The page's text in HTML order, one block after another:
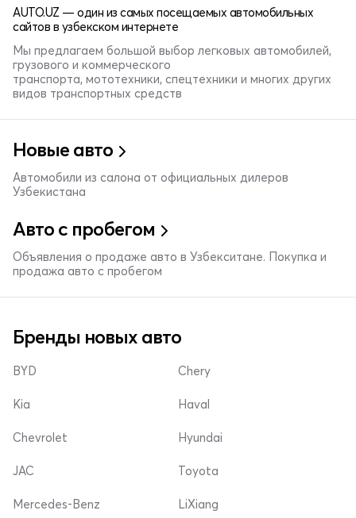
AUTO.UZ — один из самых посещаемых автомобильных
сайтов в узбекском интернете
Мы предлагаем большой выбор легковых автомобилей,
грузового и коммерческого
транспорта, мототехники, спецтехники и многих других
видов транспортных средств
Новые авто
Автомобили из салона от официальных дилеров
Узбекистана
Авто с пробегом
Объявления о продаже авто в Узбекситане. Покупка и
продажа авто с пробегом
Бренды новых авто
BYD
Kia
Chevrolet
Chery
Haval
Hyundai
JAC
Mercedes-Benz
Toyota
LiXiang